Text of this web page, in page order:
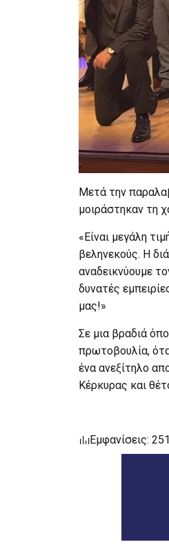
Μετά την
μοιράστηκαν τη
«Είναι μεγάλη
βεληνεκούς. Η
αναδεικνύουμε
δυνατές
μας!»
Σε μια βραδιά
πρωτοβουλία,
ένα ανεξίτηλο
Κέρκυρας και
Εμφανίσεις: